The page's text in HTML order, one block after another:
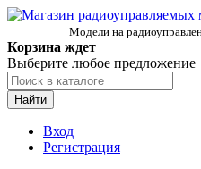
Модели на
Корзина ждет
Выберите любое предложение
Найти
Вход
Регистрация